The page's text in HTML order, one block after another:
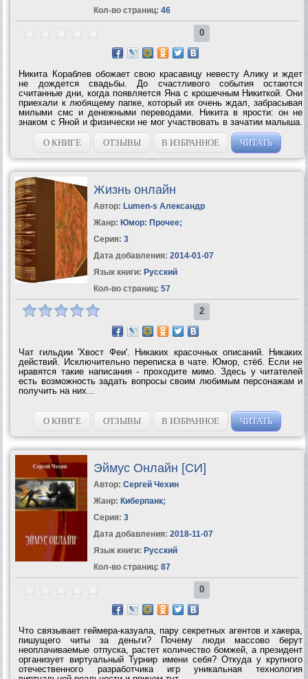
Кол-во страниц: 46
0
Никита Кораблев обожает свою красавицу невесту Алику и ждет
не дождется свадьбы. До счастливого события остаются
считанные дни, когда появляется Яна с крошечным Никиткой. Они
приехали к любящему папке, который их очень ждал, забрасывая
милыми смс и денежными переводами. Никита в ярости: он не
знаком с Яной и физически не мог участвовать в зачатии малыша.
Никто ему не верит, зато осуждают все. Но это лишь первый шаг
на пути полного...
О КНИГЕ ОТЗЫВЫ В ИЗБРАННОЕ ЧИТАТЬ
Жизнь онлайн
Автор: Lumen-s Александр
Жанр: Юмор: Прочее;
Серия: 3
Дата добавления: 2014-01-07
Язык книги: Русский
Кол-во страниц: 57
2
Чат гильдии 'Хвост Феи'. Никаких красочных описаний. Никаких
действий. Исключительно переписка в чате. Юмор, стёб. Если не
нравятся такие написания - проходите мимо. Здесь у читателей
есть возможность задать вопросы своим любимым персонажам и
получить на них...
О КНИГЕ ОТЗЫВЫ В ИЗБРАННОЕ ЧИТАТЬ
Эймус Онлайн [СИ]
Автор: Сергей Чехин
Жанр: Киберпанк;
Серия: 3
Дата добавления: 2018-11-07
Язык книги: Русский
Кол-во страниц: 87
0
Что связывает геймера-казуала, пару секретных агентов и хакера,
пишущего читы за деньги? Почему люди массово берут
неоплачиваемые отпуска, растет количество бомжей, а президент
организует виртуальный Турнир имени себя? Откуда у крупного
отечественного разработчика игр уникальная технология